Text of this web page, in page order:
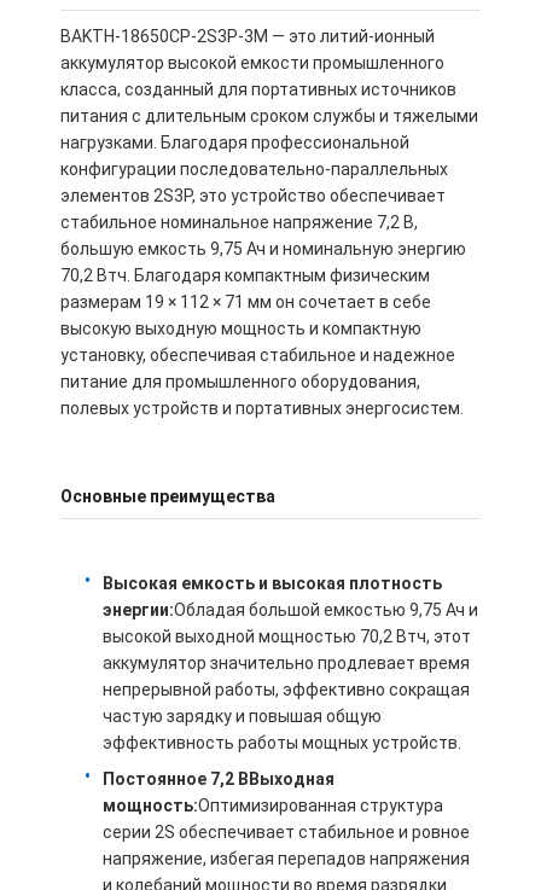
BAKTH-18650CP-2S3P-3M — это литий-ионный
аккумулятор высокой емкости промышленного
класса, созданный для портативных источников
питания с длительным сроком службы и тяжелыми
нагрузками. Благодаря профессиональной
конфигурации последовательно-параллельных
элементов 2S3P, это устройство обеспечивает
стабильное номинальное напряжение 7,2 В,
большую емкость 9,75 Ач и номинальную энергию
70,2 Втч. Благодаря компактным физическим
размерам 19 × 112 × 71 мм он сочетает в себе
высокую выходную мощность и компактную
установку, обеспечивая стабильное и надежное
питание для промышленного оборудования,
полевых устройств и портативных энергосистем.
Основные преимущества
Высокая емкость и высокая плотность
энергии:Обладая большой емкостью 9,75 Ач и
высокой выходной мощностью 70,2 Втч, этот
аккумулятор значительно продлевает время
непрерывной работы, эффективно сокращая
частую зарядку и повышая общую
эффективность работы мощных устройств.
Постоянное 7,2 В Выходная
мощность:Оптимизированная структура
серии 2S обеспечивает стабильное и ровное
напряжение, избегая перепадов напряжения
и колебаний мощности во время разрядки